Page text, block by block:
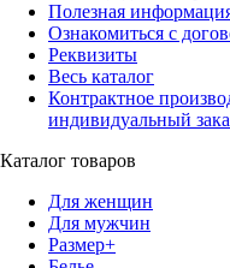
Полезная
Ознакомиться с
Реквизиты
Весь каталог
Контрактное
индивидуальный
Каталог товаров
Для женщин
Для мужчин
Размер+